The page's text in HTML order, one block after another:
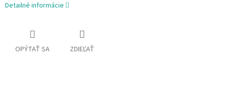
Detailné informácie
OPÝTAŤ SA ZDIEĽAŤ